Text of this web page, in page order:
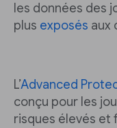
les données des
plus exposés aux
L’Advanced
conçu pour les
risques élevés